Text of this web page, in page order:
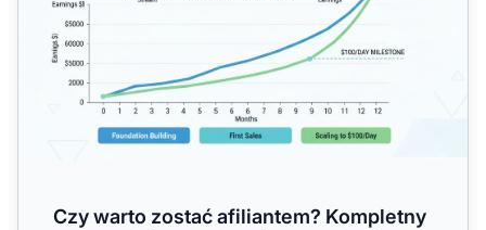
Czy warto zostać afiliantem? Kompletny